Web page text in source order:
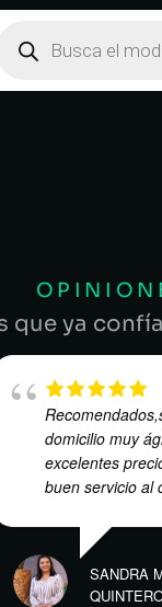
que ya
domicilio muy
excelentes
buen servicio al
SANDRA